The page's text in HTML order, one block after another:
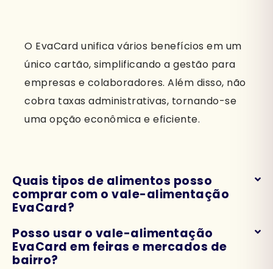
O EvaCard unifica vários benefícios em um
único cartão, simplificando a gestão para
empresas e colaboradores. Além disso, não
cobra taxas administrativas, tornando-se
uma opção econômica e eficiente.
Quais tipos de alimentos posso
comprar com o vale-alimentação
EvaCard?
Posso usar o vale-alimentação
EvaCard em feiras e mercados de
bairro?